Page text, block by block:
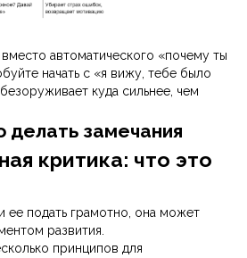
автоматического «почему ты
начать с «я вижу, тебе было
куда сильнее, чем
делать замечания
критика: что это
ее подать грамотно, она может
развития.
принципов для